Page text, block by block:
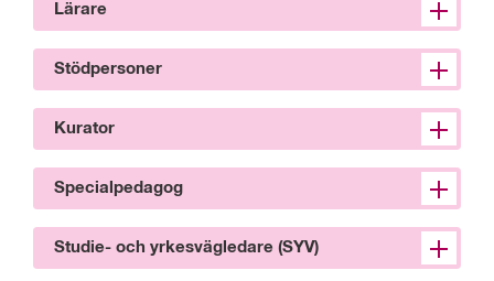
Lärare
Stödpersoner
Kurator
Specialpedagog
Studie- och yrkesvägledare (SYV)